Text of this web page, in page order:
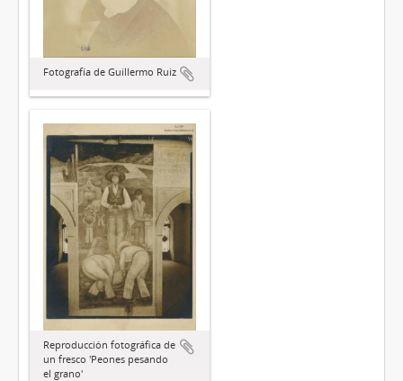
Fotografía de Guillermo Ruiz
Reproducción fotográfica de
un fresco 'Peones pesando
el grano'